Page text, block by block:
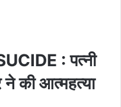
: पत्नी
की आत्महत्या